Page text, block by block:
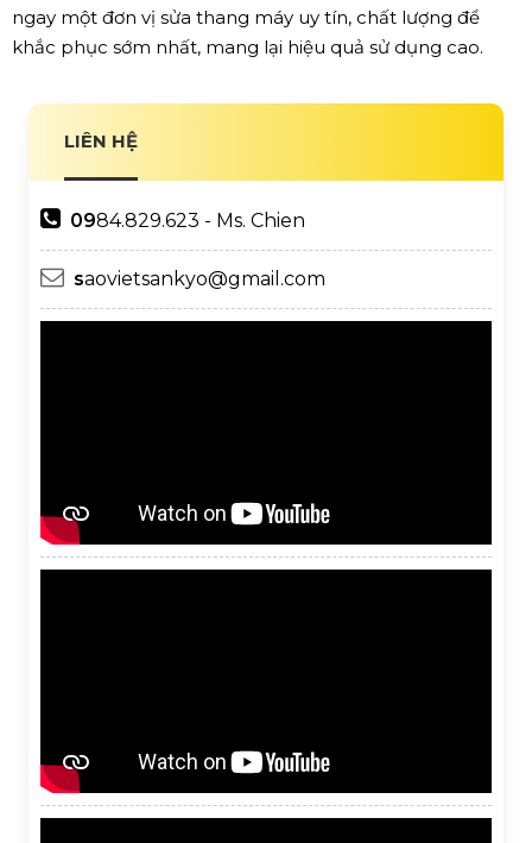
ngay một đơn vị sửa thang máy uy tín, chất lượng để
khắc phục sớm nhất, mang lại hiệu quả sử dụng cao.
LIÊN HỆ
0984.829.623 - Ms. Chien
saovietsankyo@gmail.com